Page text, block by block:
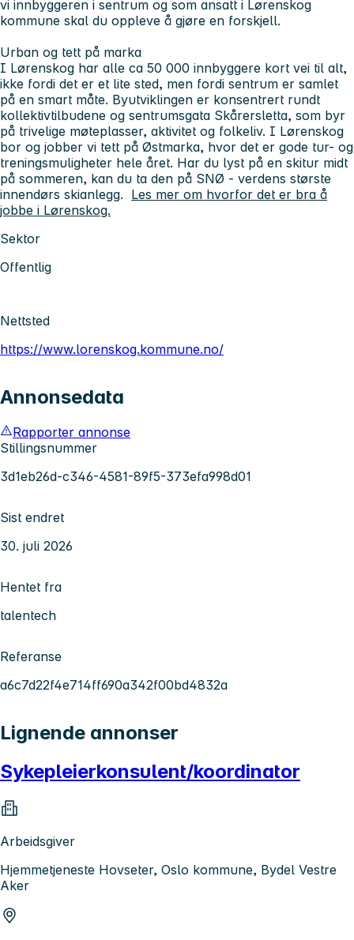
vi innbyggeren i sentrum og som ansatt i Lørenskog
kommune skal du oppleve å gjøre en forskjell.
Urban og tett på marka
I Lørenskog har alle ca 50 000 innbyggere kort vei til alt,
ikke fordi det er et lite sted, men fordi sentrum er samlet
på en smart måte. Byutviklingen er konsentrert rundt
kollektivtilbudene og sentrumsgata Skårersletta, som byr
på trivelige møteplasser, aktivitet og folkeliv. I Lørenskog
bor og jobber vi tett på Østmarka, hvor det er gode tur- og
treningsmuligheter hele året. Har du lyst på en skitur midt
på sommeren, kan du ta den på SNØ - verdens største
innendørs skianlegg. Les mer om hvorfor det er bra å
jobbe i Lørenskog.
Sektor
Offentlig
Nettsted
https://www.lorenskog.kommune.no/
Annonsedata
Rapporter annonse
Stillingsnummer
3d1eb26d-c346-4581-89f5-373efa998d01
Sist endret
30. juli 2026
Hentet fra
talentech
Referanse
a6c7d22f4e714ff690a342f00bd4832a
Lignende annonser
Sykepleierkonsulent/koordinator
Arbeidsgiver
Hjemmetjeneste Hovseter, Oslo kommune, Bydel Vestre
Aker